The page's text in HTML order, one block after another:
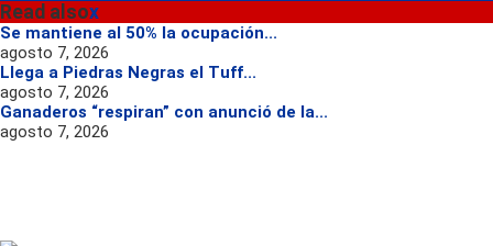
Read alsox
Se mantiene al 50% la ocupación...
agosto 7, 2026
Llega a Piedras Negras el Tuff...
agosto 7, 2026
Ganaderos “respiran” con anunció de la...
agosto 7, 2026